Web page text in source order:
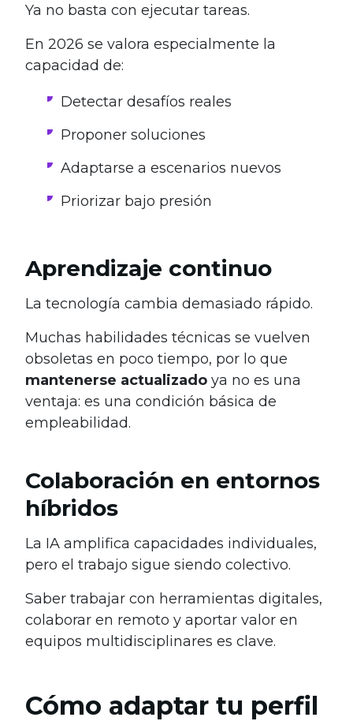
Ya no basta con ejecutar tareas.
En 2026 se valora especialmente la
capacidad de:
Detectar desafíos reales
Proponer soluciones
Adaptarse a escenarios nuevos
Priorizar bajo presión
Aprendizaje continuo
La tecnología cambia demasiado rápido.
Muchas habilidades técnicas se vuelven
obsoletas en poco tiempo, por lo que
mantenerse actualizado ya no es una
ventaja: es una condición básica de
empleabilidad.
Colaboración en entornos
híbridos
La IA amplifica capacidades individuales,
pero el trabajo sigue siendo colectivo.
Saber trabajar con herramientas digitales,
colaborar en remoto y aportar valor en
equipos multidisciplinares es clave.
Cómo adaptar tu perfil